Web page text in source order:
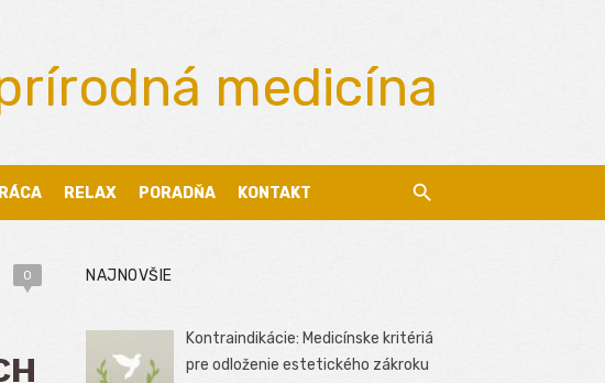
medicína
RELAX PORADŇA KONTAKT
0 NAJNOVŠIE
Kontraindikácie: Medicínske kritériá
pre odloženie estetického zákroku